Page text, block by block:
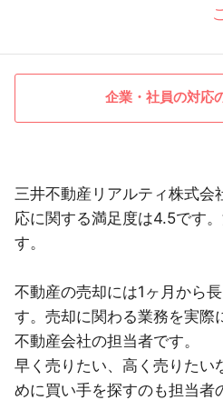
企業・社員の対応
三井不動産リアルティ株式会
応に関する満足度は4.5です
す。
不動産の売却には1ヶ月から
す。売却に関わる業務を実際
不動産会社の担当者です。
早く売りたい、高く売りたい
めに買い手を探すのも担当者